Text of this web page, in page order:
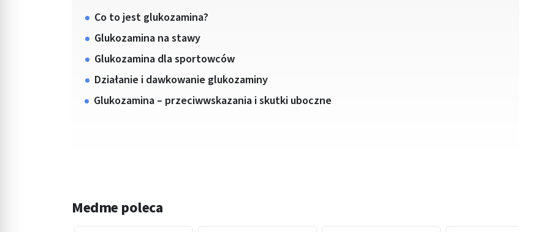
Co to jest glukozamina?
Glukozamina na stawy
Glukozamina dla sportowców
Działanie i dawkowanie glukozaminy
Glukozamina – przeciwwskazania i skutki uboczne
Medme poleca